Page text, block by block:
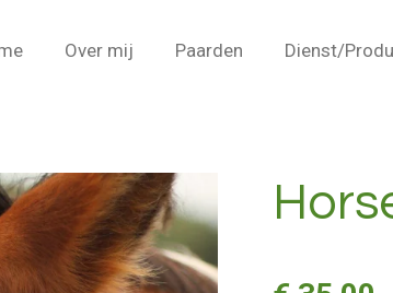
Over mij Paarden Dienst/